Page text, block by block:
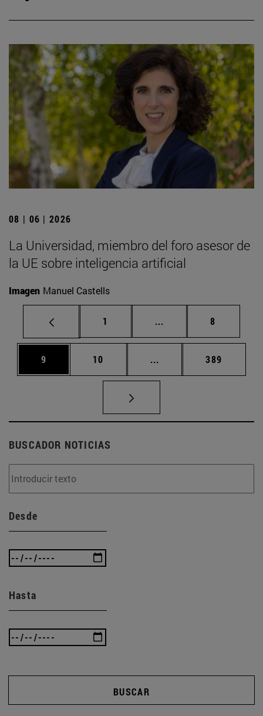
08 | 06 | 2026
La Universidad, miembro del foro asesor de
la UE sobre inteligencia artificial
Imagen Manuel Castells
Página
1 ... Páginas intermedias
Página
8
Página
9 Página
10 ... Páginas intermedias
Página
389
BUSCADOR NOTICIAS
Desde
Hasta
BUSCAR